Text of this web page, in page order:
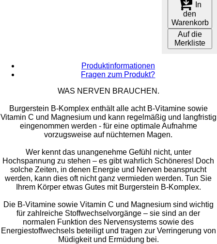
In
den
Warenkorb
Auf die
Merkliste
Produktinformationen
Fragen zum Produkt?
WAS NERVEN BRAUCHEN.
Burgerstein B-Komplex enthält alle acht B-Vitamine sowie
Vitamin C und Magnesium und kann regelmäßig und langfristig
eingenommen werden - für eine optimale Aufnahme
vorzugsweise auf nüchternen Magen.
Wer kennt das unangenehme Gefühl nicht, unter
Hochspannung zu stehen – es gibt wahrlich Schöneres! Doch
solche Zeiten, in denen Energie und Nerven beansprucht
werden, kann dies oft nicht ganz vermieden werden. Tun Sie
Ihrem Körper etwas Gutes mit Burgerstein B-Komplex.
Die B-Vitamine sowie Vitamin C und Magnesium sind wichtig
für zahlreiche Stoffwechselvorgänge – sie sind an der
normalen Funktion des Nervensystems sowie des
Energiestoffwechsels beteiligt und tragen zur Verringerung von
Müdigkeit und Ermüdung bei.